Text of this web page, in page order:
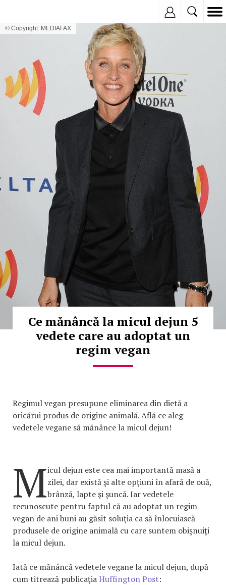
© Copyright: MEDIAFAX
Ce mănâncă la micul dejun 5
vedete care au adoptat un
regim vegan
Regimul vegan presupune eliminarea din dietă a
oricărui produs de origine animală. Află ce aleg
vedetele vegane să mănânce la micul dejun!
Micul dejun este cea mai importantă masă a
zilei, dar există şi alte opţiuni în afară de ouă,
brânză, lapte şi şuncă. Iar vedetele
recunoscute pentru faptul că au adoptat un regim
vegan de ani buni au găsit soluţia ca să înlocuiască
produsele de origine animală cu care suntem obişnuiţi
la micul dejun.
Iată ce mănâncă vedetele vegane la micul dejun, după
cum titrează publicaţiaHuffington Post: